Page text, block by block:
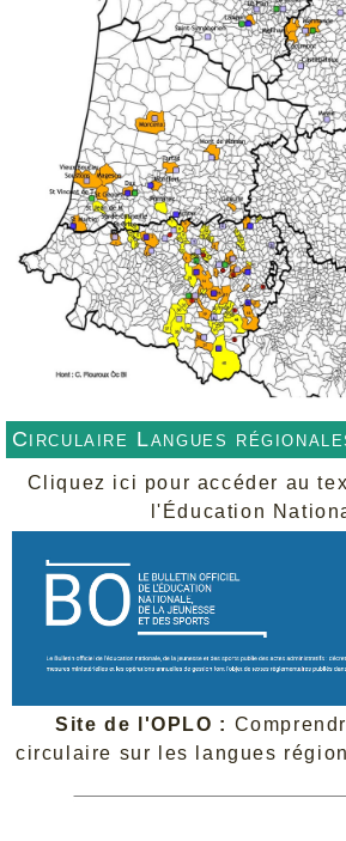
Circulaire Langues
Cliquez ici pour accéder au
l'Éducation
Site de l'OPLO :
circulaire sur les langues